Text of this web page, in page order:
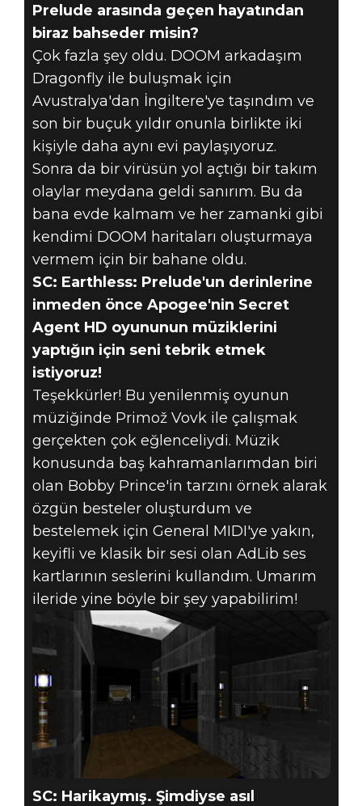
Prelude arasında geçen hayatından
biraz bahseder misin?
Çok fazla şey oldu. DOOM arkadaşım
Dragonfly ile buluşmak için
Avustralya'dan İngiltere'ye taşındım ve
son bir buçuk yıldır onunla birlikte iki
kişiyle daha aynı evi paylaşıyoruz.
Sonra da bir virüsün yol açtığı bir takım
olaylar meydana geldi sanırım. Bu da
bana evde kalmam ve her zamanki gibi
kendimi DOOM haritaları oluşturmaya
vermem için bir bahane oldu.
SC: Earthless: Prelude'un derinlerine
inmeden önce Apogee'nin Secret
Agent HD oyununun müziklerini
yaptığın için seni tebrik etmek
istiyoruz!
Teşekkürler! Bu yenilenmiş oyunun
müziğinde Primož Vovk ile çalışmak
gerçekten çok eğlenceliydi. Müzik
konusunda baş kahramanlarımdan biri
olan Bobby Prince'in tarzını örnek alarak
özgün besteler oluşturdum ve
bestelemek için General MIDI'ye yakın,
keyifli ve klasik bir sesi olan AdLib ses
kartlarının seslerini kullandım. Umarım
ileride yine böyle bir şey yapabilirim!
SC: Harikaymış. Şimdiyse asıl